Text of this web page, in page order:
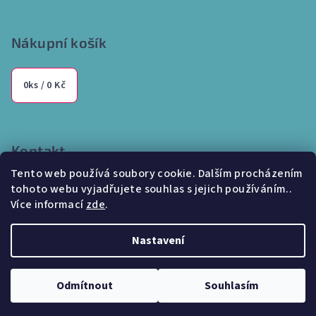
Tento web používá soubory cookie. Dalším procházením
tohoto webu vyjadřujete souhlas s jejich používáním..
Více informacízde.
Nastavení
Odmítnout Souhlasím
Nákupní košík
0ks / 0 Kč
Kontakt
info @internetparfem.cz
603 100 829
Internetparfem.cz
Vytvořil Shoptet